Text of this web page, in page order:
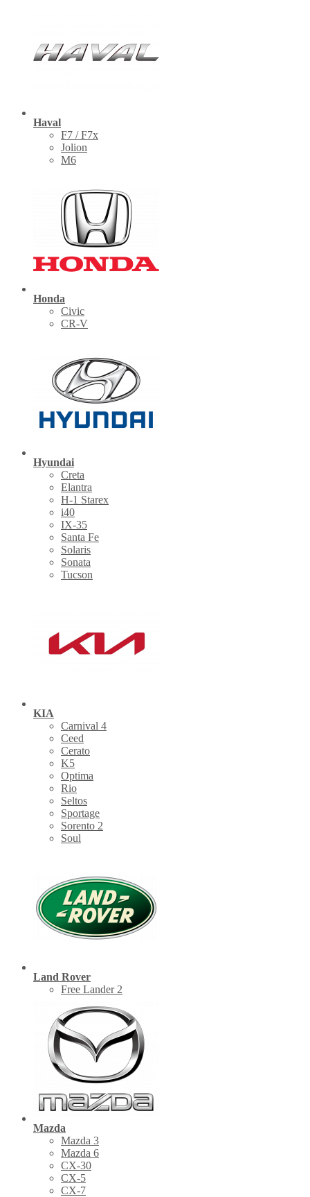
Haval
F7 / F7x
Jolion
M6
Honda
Civic
CR-V
Hyundai
Creta
Elantra
H-1 Starex
i40
IX-35
Santa Fe
Solaris
Sonata
Tucson
KIA
Carnival 4
Ceed
Cerato
K5
Optima
Rio
Seltos
Sportage
Sorento 2
Soul
Land Rover
Free Lander 2
Mazda
Mazda 3
Mazda 6
CX-30
СХ-5
CX-7